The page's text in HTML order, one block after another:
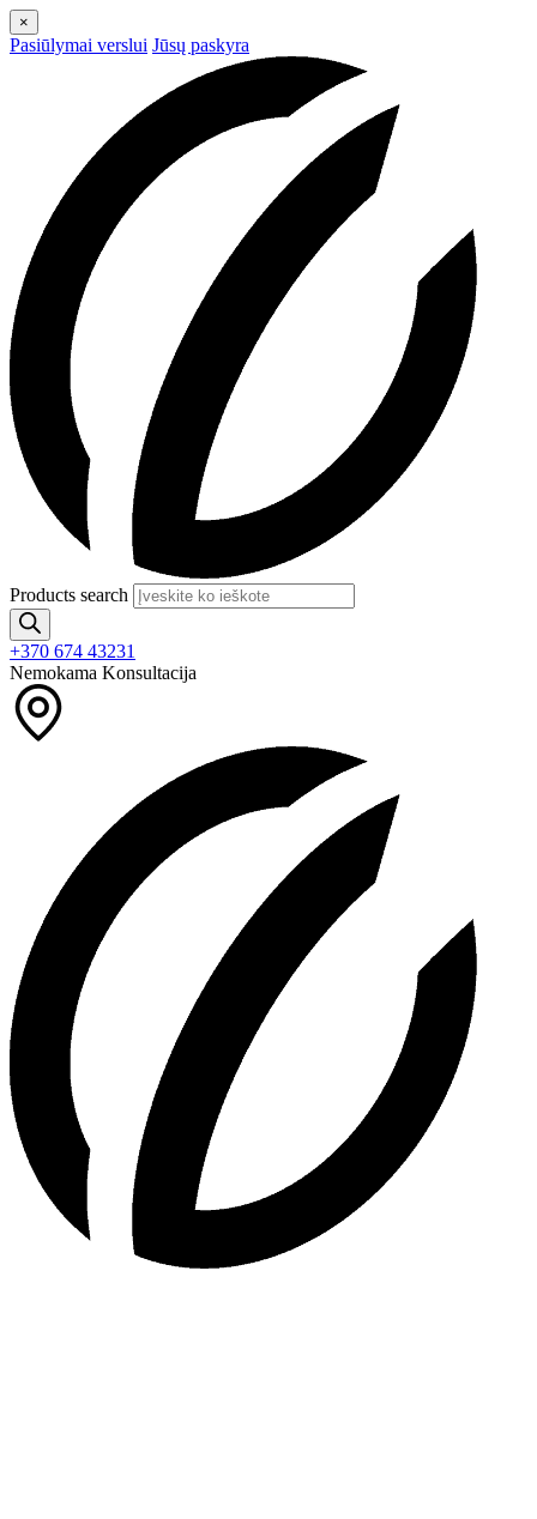
×
Pasiūlymai verslui Jūsų paskyra
Products search
+370 674 43231
Nemokama Konsultacija